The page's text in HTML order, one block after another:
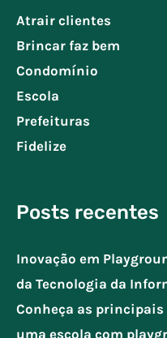
Atrair clientes
Brincar faz bem
Condomínio
Escola
Prefeituras
Fidelize
Posts recentes
Inovação em
da Tecnologia da
Conheça as
uma escola com